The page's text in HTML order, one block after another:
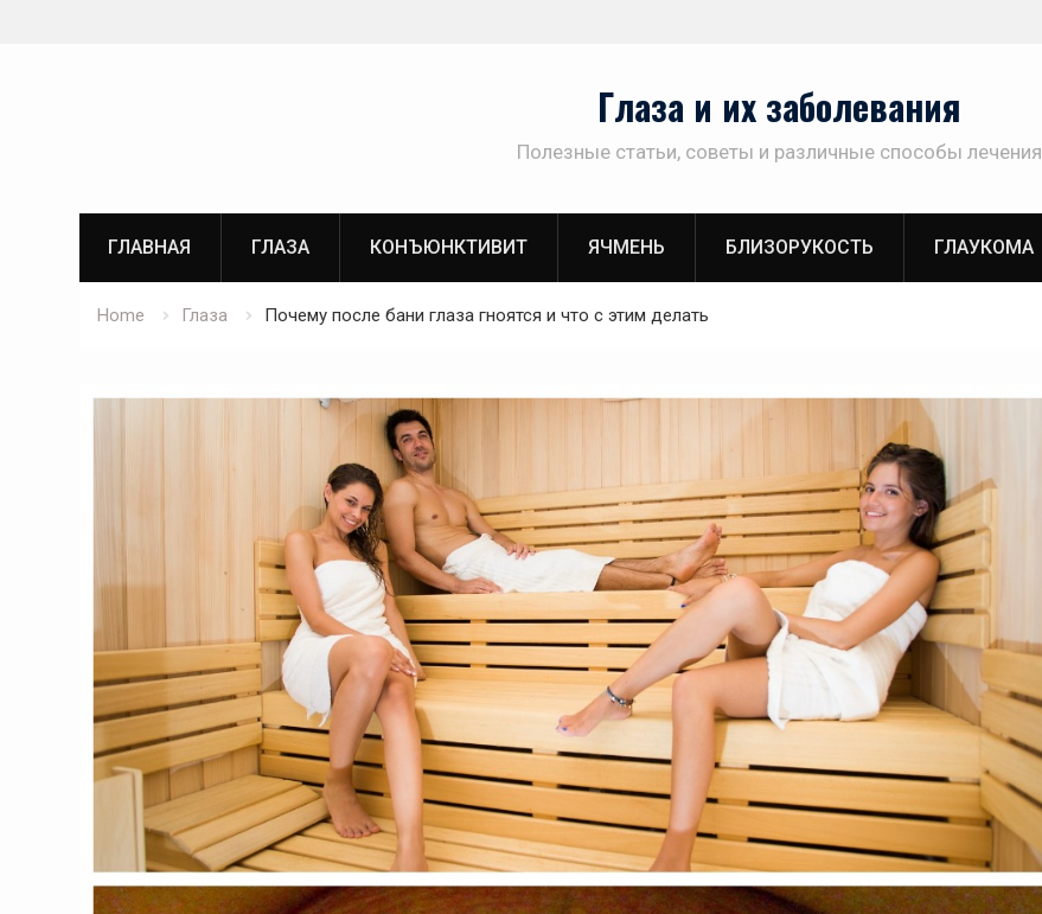
Глаза и их заболевания
Полезные статьи, советы и различные способы лечения
ГЛАВНАЯ ГЛАЗА КОНЪЮНКТИВИТ ЯЧМЕНЬ БЛИЗОРУКОСТЬ ГЛАУКОМА
Home Глаза Почему после бани глаза гноятся и что с этим делать